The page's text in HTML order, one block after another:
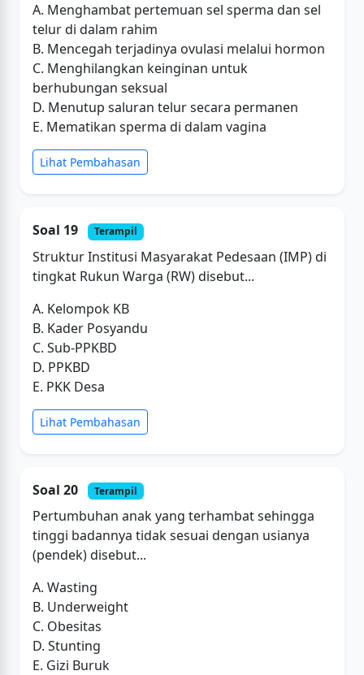
A. Menghambat pertemuan sel sperma dan sel
telur di dalam rahim
B. Mencegah terjadinya ovulasi melalui hormon
C. Menghilangkan keinginan untuk
berhubungan seksual
D. Menutup saluran telur secara permanen
E. Mematikan sperma di dalam vagina
Lihat Pembahasan
Soal 19 Terampil
Struktur Institusi Masyarakat Pedesaan (IMP) di
tingkat Rukun Warga (RW) disebut...
A. Kelompok KB
B. Kader Posyandu
C. Sub-PPKBD
D. PPKBD
E. PKK Desa
Lihat Pembahasan
Soal 20 Terampil
Pertumbuhan anak yang terhambat sehingga
tinggi badannya tidak sesuai dengan usianya
(pendek) disebut...
A. Wasting
B. Underweight
C. Obesitas
D. Stunting
E. Gizi Buruk